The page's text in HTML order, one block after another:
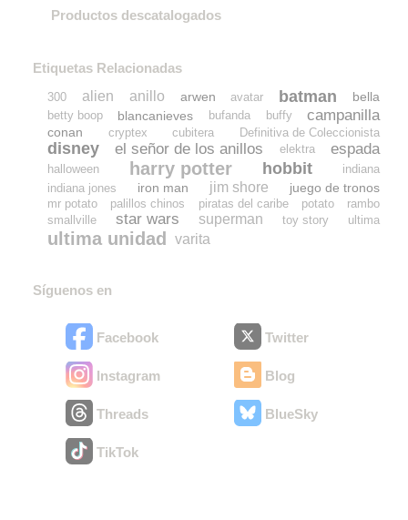
Productos descatalogados
Etiquetas Relacionadas
300 alien anillo arwen avatar batman bella
betty boop blancanieves bufanda buffy campanilla
conan cryptex cubitera Definitiva de Coleccionista
disney el señor de los anillos elektra espada
halloween harry potter hobbit
indiana
indiana jones
iron man jim shore juego de tronos
mr potato palillos chinos piratas del caribe potato
rambo
smallville
star wars superman toy story ultima
ultima unidad varita
Síguenos en
Facebook Twitter
Instagram Blog
Threads BlueSky
TikTok